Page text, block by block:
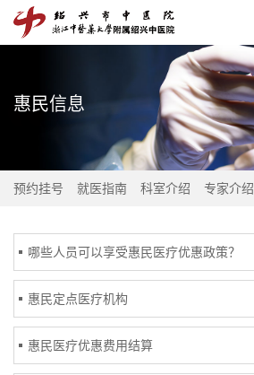
惠民信息
预约挂号 就医指南 科室介绍 专家介绍
哪些人员可以享受惠民医疗优惠政策？
惠民定点医疗机构
惠民医疗优惠费用结算